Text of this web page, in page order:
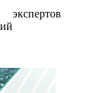
экспертов